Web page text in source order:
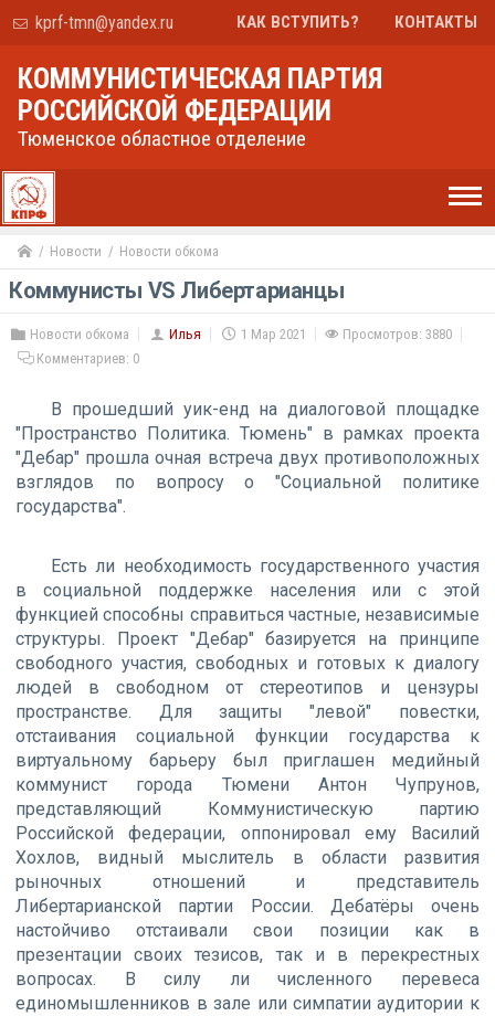
kprf-tmn@yandex.ru КАК ВСТУПИТЬ? КОНТАКТЫ
КОММУНИСТИЧЕСКАЯ ПАРТИЯ
РОССИЙСКОЙ ФЕДЕРАЦИИ
Тюменское областное отделение
Новости Новости обкома
Коммунисты VS Либертарианцы
Новости обкома Илья 1 Мар 2021
Просмотров: 3880
Комментариев: 0
В прошедший уик-енд на диалоговой площадке
"Пространство Политика. Тюмень" в рамках проекта
"Дебар" прошла очная встреча двух противоположных
взглядов по вопросу о "Социальной политике
государства".
Есть ли необходимость государственного участия
в социальной поддержке населения или с этой
функцией способны справиться частные, независимые
структуры. Проект "Дебар" базируется на принципе
свободного участия, свободных и готовых к диалогу
людей в свободном от стереотипов и цензуры
пространстве. Для защиты "левой" повестки,
отстаивания социальной функции государства к
виртуальному барьеру был приглашен медийный
коммунист города Тюмени Антон Чупрунов,
представляющий Коммунистическую партию
Российской федерации, оппонировал ему Василий
Хохлов, видный мыслитель в области развития
рыночных отношений и представитель
Либертарианской партии России. Дебатёры очень
настойчиво отстаивали свои позиции как в
презентации своих тезисов, так и в перекрестных
вопросах. В силу ли численного перевеса
единомышленников в зале или симпатии аудитории к